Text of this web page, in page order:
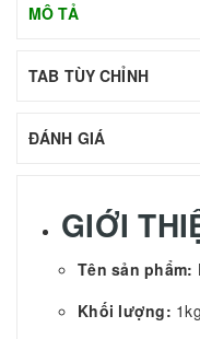
MÔ TẢ
TAB TÙY CHỈNH
ĐÁNH GIÁ
GIỚI
Tên sản phẩm:
Khối lượng: 1kg